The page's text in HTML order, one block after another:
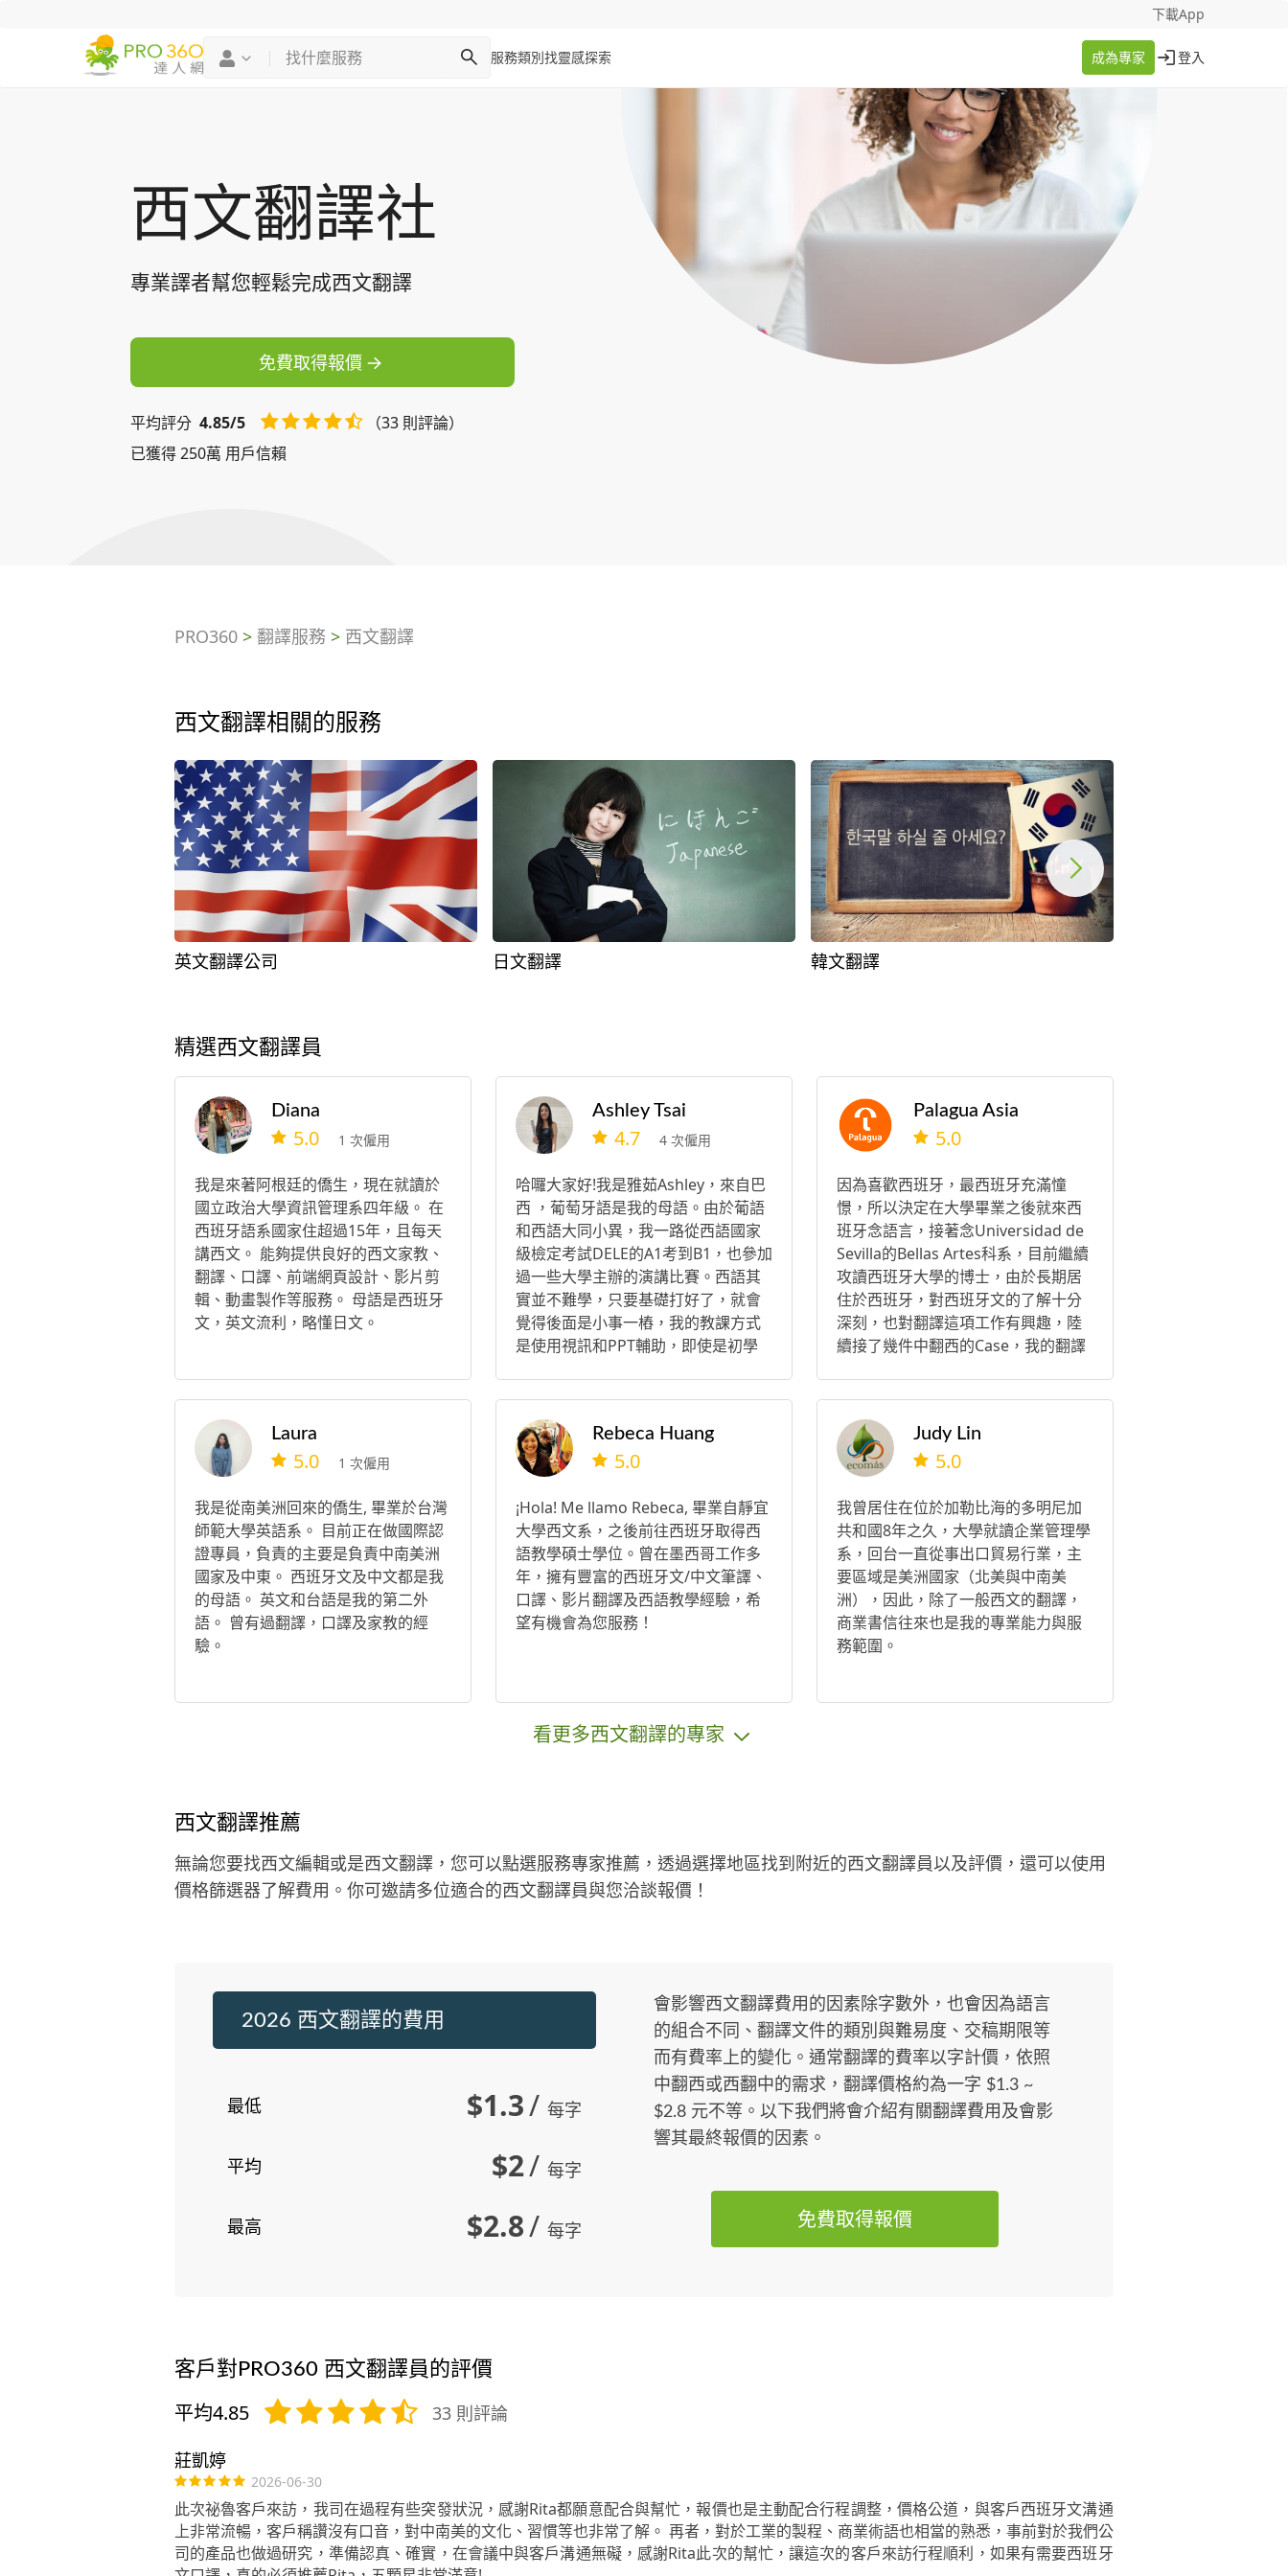
下載App
服務類別找靈感探索 成為專家 登入
成為專家
登入
西文翻譯社
專業譯者幫您輕鬆完成西文翻譯
免費取得報價
平均評分 4.85/5
（33 則評論）
已獲得 250萬 用戶信賴
PRO360> 翻譯服務 > 西文翻譯
西文翻譯相關的服務
英文翻譯公司 日文翻譯 韓文翻譯
精選西文翻譯員
Diana
5.0 1 次僱用
我是來著阿根廷的僑生，現在就讀於
國立政治大學資訊管理系四年級。 在
西班牙語系國家住超過15年，且每天
講西文。 能夠提供良好的西文家教、
翻譯、口譯、前端網頁設計、影片剪
輯、動畫製作等服務。 母語是西班牙
文，英文流利，略懂日文。
Ashley Tsai
4.7 4 次僱用
哈囉大家好!我是雅茹Ashley，來自巴
西 ，葡萄牙語是我的母語。由於葡語
和西語大同小異，我一路從西語國家
級檢定考試DELE的A1考到B1，也參加
過一些大學主辦的演講比賽。西語其
實並不難學，只要基礎打好了，就會
覺得後面是小事一樁，我的教課方式
是使用視訊和PPT輔助，即使是初學
Palagua Asia
5.0
因為喜歡西班牙，最西班牙充滿憧
憬，所以決定在大學畢業之後就來西
班牙念語言，接著念Universidad de
Sevilla的Bellas Artes科系，目前繼續
攻讀西班牙大學的博士，由於長期居
住於西班牙，對西班牙文的了解十分
深刻，也對翻譯這項工作有興趣，陸
續接了幾件中翻西的Case，我的翻譯
外，還會請專業西班牙人士再次檢
閱，所以更大大的提高案件品質歐！
Laura
5.0 1 次僱用
我是從南美洲回來的僑生, 畢業於台灣
師範大學英語系。 目前正在做國際認
證專員，負責的主要是負責中南美洲
國家及中東。 西班牙文及中文都是我
的母語。 英文和台語是我的第二外
語。 曾有過翻譯，口譯及家教的經
驗。
Rebeca Huang
5.0
¡Hola! Me llamo Rebeca, 畢業自靜宜
大學西文系，之後前往西班牙取得西
語教學碩士學位。曾在墨西哥工作多
年，擁有豐富的西班牙文/中文筆譯、
口譯、影片翻譯及西語教學經驗，希
望有機會為您服務！
Judy Lin
5.0
我曾居住在位於加勒比海的多明尼加
共和國8年之久，大學就讀企業管理學
系，回台一直從事出口貿易行業，主
要區域是美洲國家（北美與中南美
洲），因此，除了一般西文的翻譯，
商業書信往來也是我的專業能力與服
務範圍。
看更多西文翻譯的專家
西文翻譯推薦
無論您要找西文編輯或是西文翻譯，您可以點選服務專家推薦，透過選擇地區找到附近的西文翻譯員以及評價，還可以使用
價格篩選器了解費用。你可邀請多位適合的西文翻譯員與您洽談報價！
2026 西文翻譯的費用
最低 $1.3/ 每字
平均 $2/ 每字
最高 $2.8/ 每字
會影響西文翻譯費用的因素除字數外，也會因為語言
的組合不同、翻譯文件的類別與難易度、交稿期限等
而有費率上的變化。通常翻譯的費率以字計價，依照
中翻西或西翻中的需求，翻譯價格約為一字 $1.3 ~
$2.8 元不等。以下我們將會介紹有關翻譯費用及會影
響其最終報價的因素。
免費取得報價
客戶對PRO360 西文翻譯員的評價
平均4.85 33 則評論
莊凱婷
2026-06-30
此次祕魯客戶來訪，我司在過程有些突發狀況，感謝Rita都願意配合與幫忙，報價也是主動配合行程調整，價格公道，與客戶西班牙文溝通
上非常流暢，客戶稱讚沒有口音，對中南美的文化、習慣等也非常了解。 再者，對於工業的製程、商業術語也相當的熟悉，事前對於我們公
司的產品也做過研究，準備認真、確實，在會議中與客戶溝通無礙，感謝Rita此次的幫忙，讓這次的客戶來訪行程順利，如果有需要西班牙